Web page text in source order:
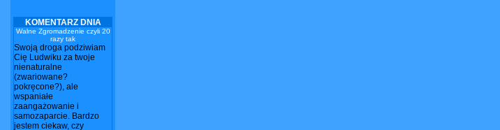
KOMENTARZ DNIA
Walne Zgromadzenie czyli 20
razy tak
Swoją droga podziwiam
Cię Ludwiku za twoje
nienaturalne
(zwariowane?
pokręcone?), ale
wspaniałe
zaangażowanie i
samozaparcie. Bardzo
jestem ciekaw, czy